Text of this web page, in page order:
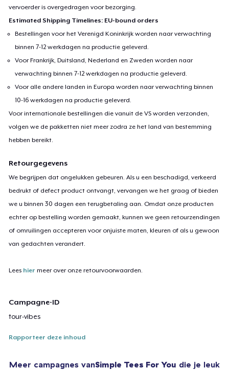
vervoerder is overgedragen voor bezorging.
Estimated Shipping Timelines: EU-bound orders
Bestellingen voor het Verenigd Koninkrijk worden naar verwachting
binnen 7-12 werkdagen na productie geleverd.
Voor Frankrijk, Duitsland, Nederland en Zweden worden naar
verwachting binnen 7-12 werkdagen na productie geleverd.
Voor alle andere landen in Europa worden naar verwachting binnen
10-16 werkdagen na productie geleverd.
Voor internationale bestellingen die vanuit de VS worden verzonden,
volgen we de pakketten niet meer zodra ze het land van bestemming
hebben bereikt.
Retourgegevens
We begrijpen dat ongelukken gebeuren. Als u een beschadigd, verkeerd
bedrukt of defect product ontvangt, vervangen we het graag of bieden
we u binnen 30 dagen een terugbetaling aan. Omdat onze producten
echter op bestelling worden gemaakt, kunnen we geen retourzendingen
of omruilingen accepteren voor onjuiste maten, kleuren of als u gewoon
van gedachten verandert.
Lees hier meer over onze retourvoorwaarden.
Campagne-ID
tour-vibes
Rapporteer deze inhoud
Meer campagnes vanSimple Tees For You die je leuk